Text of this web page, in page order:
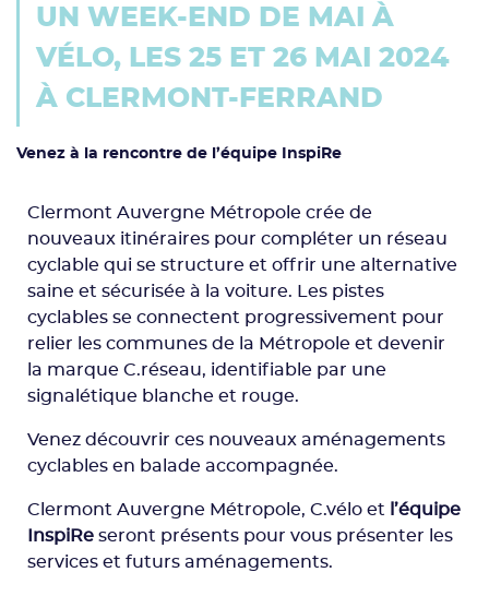
UN WEEK-END DE MAI À
VÉLO, LES 25 ET 26 MAI 2024
À CLERMONT-FERRAND
Venez à la rencontre de l’équipe InspiRe
Clermont Auvergne Métropole crée de
nouveaux itinéraires pour compléter un réseau
cyclable qui se structure et offrir une alternative
saine et sécurisée à la voiture. Les pistes
cyclables se connectent progressivement pour
relier les communes de la Métropole et devenir
la marque C.réseau, identifiable par une
signalétique blanche et rouge.
Venez découvrir ces nouveaux aménagements
cyclables en balade accompagnée.
Clermont Auvergne Métropole, C.vélo et l’équipe
InspiRe seront présents pour vous présenter les
services et futurs aménagements.